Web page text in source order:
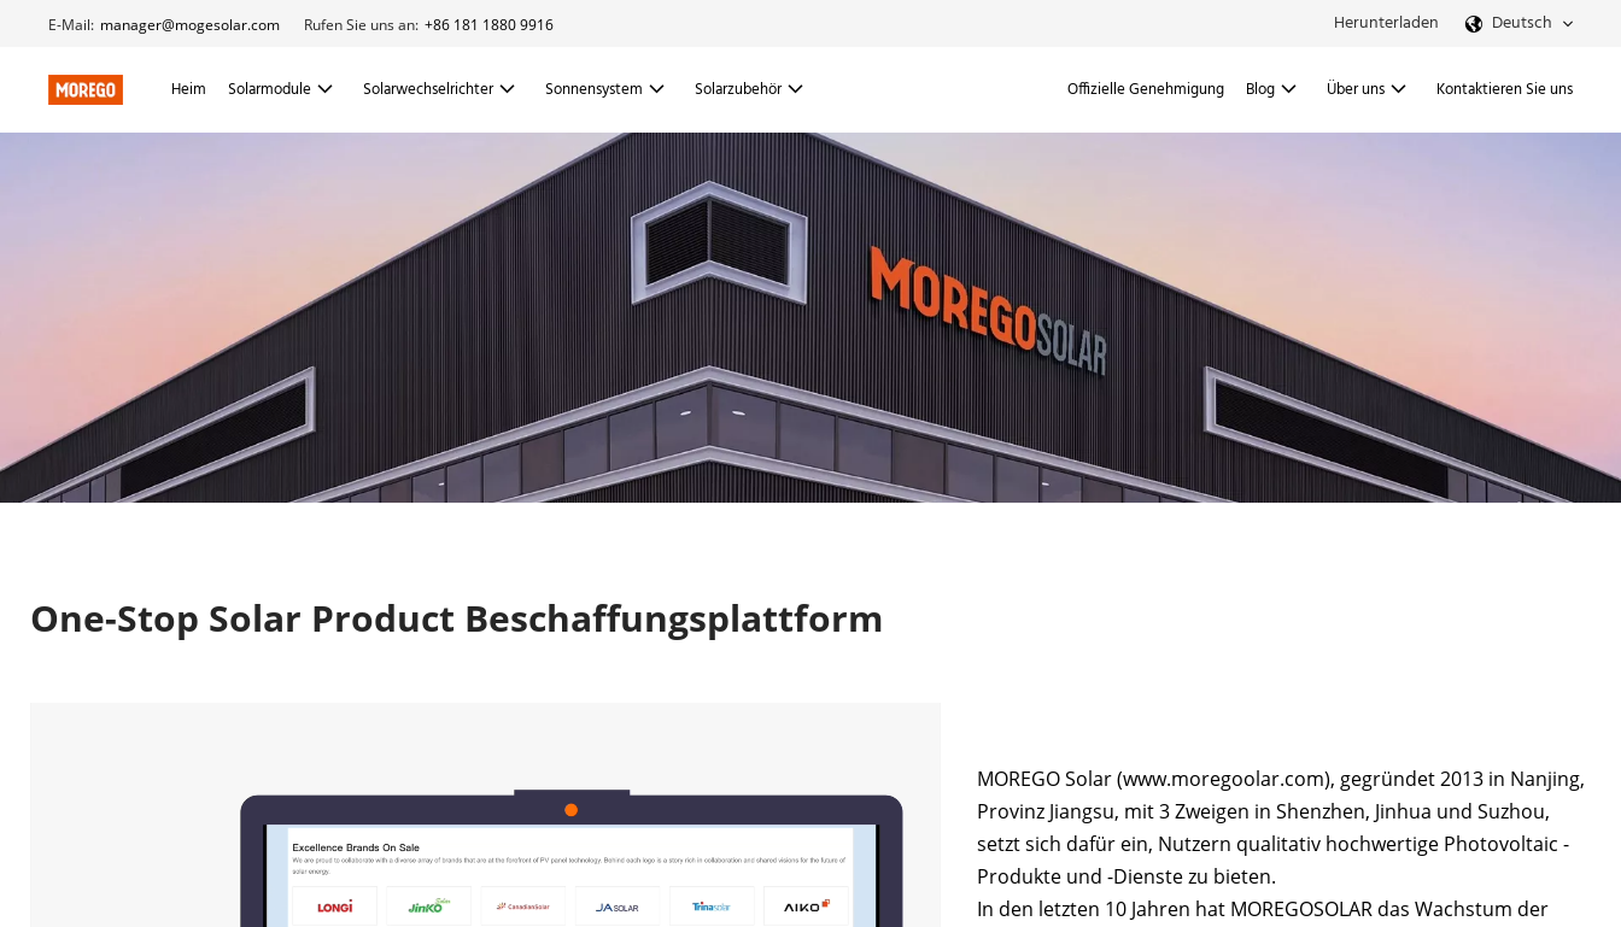
E-Mail: manager@mogesolar.com Rufen Sie uns an: +86 181 1880 9916 Herunterladen Deutsch
Heim Solarmodule Solarwechselrichter Sonnensystem Solarzubehör Offizielle Genehmigung Blog Über uns Kontaktieren Sie uns
One-Stop Solar Product Beschaffungsplattform
MOREGO Solar (www.moregoolar.com), gegründet 2013 in Nanjing,
Provinz Jiangsu, mit 3 Zweigen in Shenzhen, Jinhua und Suzhou,
setzt sich dafür ein, Nutzern qualitativ hochwertige Photovoltaic -
Produkte und -Dienste zu bieten.
In den letzten 10 Jahren hat MOREGOSOLAR das Wachstum der